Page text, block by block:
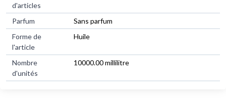
d'articles
Parfum
Sans parfum
Forme de
l'article
Huile
Nombre
d'unités
10000.00 millilitre